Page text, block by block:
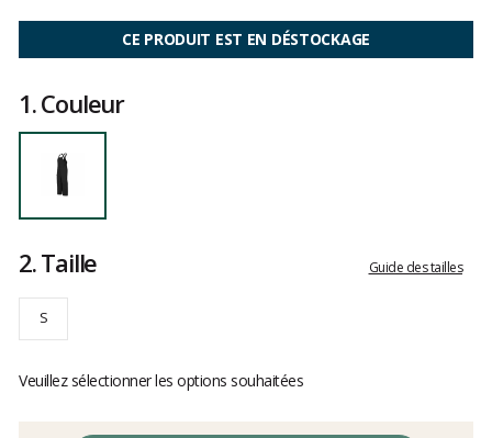
avis
CE PRODUIT EST EN DÉSTOCKAGE
1.Couleur
2.Taille Guide des tailles
S
Veuillez sélectionner les options souhaitées